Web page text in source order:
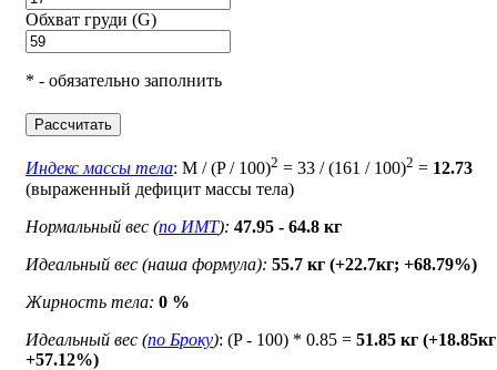
Обхват груди (G)
* - обязательно заполнить
Рассчитать
Индекс массы тела: M / (P / 100)2 = 33 / (161 / 100)2 = 12.73
(выраженный дефицит массы тела)
Нормальный вес (по ИМТ): 47.95 - 64.8 кг
Идеальный вес (наша формула): 55.7 кг (+22.7кг; +68.79%)
Жирность тела: 0 %
Идеальный вес (по Броку): (P - 100) * 0.85 = 51.85 кг
+57.12%)